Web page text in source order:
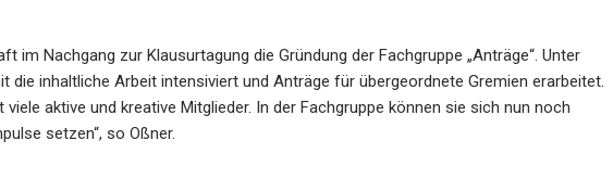
im Nachgang zur Klausurtagung die Gründung der Fachgruppe „Anträge“. Unter
die inhaltliche Arbeit intensiviert und Anträge für übergeordnete Gremien erarbeitet.
viele aktive und kreative Mitglieder. In der Fachgruppe können sie sich nun noch
setzen“, so Oßner.